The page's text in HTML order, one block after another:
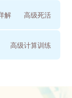
解 高级死活
高级计算训练